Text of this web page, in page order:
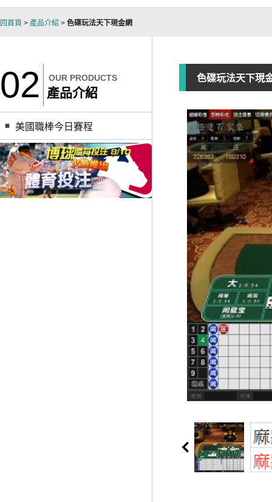
回首頁 > 產品介紹 > 色碟玩法天下現金網
02 OUR PRODUCTS
產品介紹
美國職棒今日賽程
色碟玩法天下現